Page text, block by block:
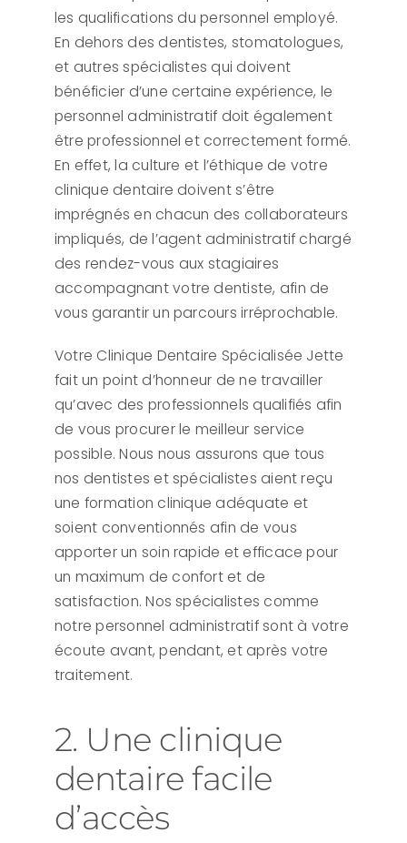
les qualifications du personnel employé.
En dehors des dentistes, stomatologues,
et autres spécialistes qui doivent
bénéficier d’une certaine expérience, le
personnel administratif doit également
être professionnel et correctement formé.
En effet, la culture et l’éthique de votre
clinique dentaire doivent s’être
imprégnés en chacun des collaborateurs
impliqués, de l’agent administratif chargé
des rendez-vous aux stagiaires
accompagnant votre dentiste, afin de
vous garantir un parcours irréprochable.
Votre Clinique Dentaire Spécialisée Jette
fait un point d’honneur de ne travailler
qu’avec des professionnels qualifiés afin
de vous procurer le meilleur service
possible. Nous nous assurons que tous
nos dentistes et spécialistes aient reçu
une formation clinique adéquate et
soient conventionnés afin de vous
apporter un soin rapide et efficace pour
un maximum de confort et de
satisfaction. Nos spécialistes comme
notre personnel administratif sont à votre
écoute avant, pendant, et après votre
traitement.
2. Une clinique
dentaire facile
d’accès